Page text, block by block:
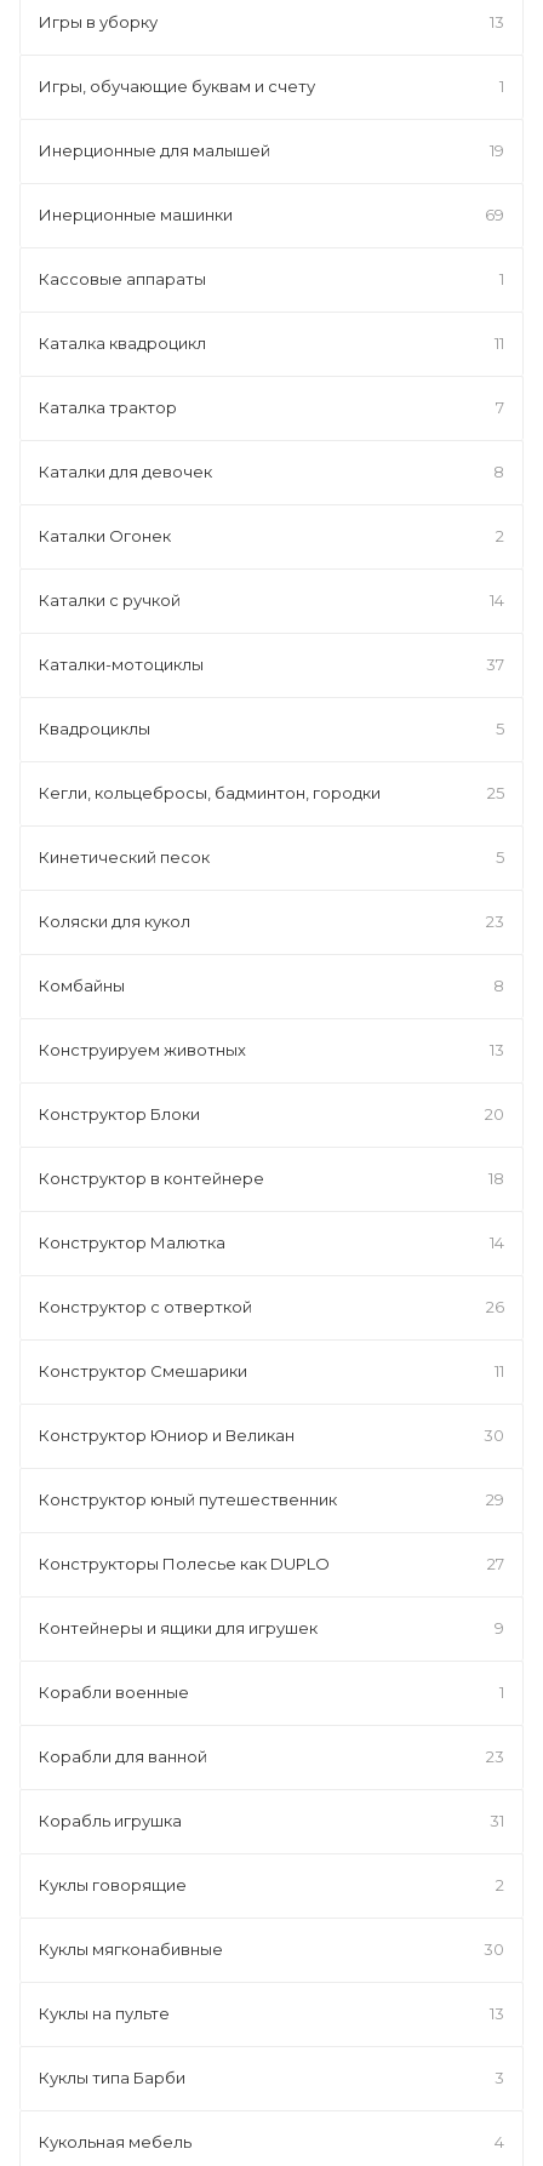
Игры в уборку 13
Игры, обучающие буквам и счету 1
Инерционные для малышей 19
Инерционные машинки 69
Кассовые аппараты 1
Каталка квадроцикл 11
Каталка трактор 7
Каталки для девочек 8
Каталки Огонек 2
Каталки с ручкой 14
Каталки-мотоциклы 37
Квадроциклы 5
Кегли, кольцебросы, бадминтон, городки 25
Кинетический песок 5
Коляски для кукол 23
Комбайны 8
Конструируем животных 13
Конструктор Блоки 20
Конструктор в контейнере 18
Конструктор Малютка 14
Конструктор с отверткой 26
Конструктор Смешарики 11
Конструктор Юниор и Великан 30
Конструктор юный путешественник 29
Конструкторы Полесье как DUPLO 27
Контейнеры и ящики для игрушек 9
Корабли военные 1
Корабли для ванной 23
Корабль игрушка 31
Куклы говорящие 2
Куклы мягконабивные 30
Куклы на пульте 13
Куклы типа Барби 3
Кукольная мебель 4